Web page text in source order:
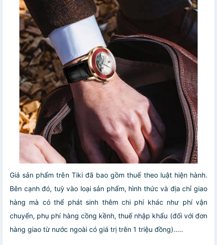
Giá sản phẩm trên Tiki đã bao gồm thuế theo luật hiện hành.
Bên cạnh đó, tuỳ vào loại sản phẩm, hình thức và địa chỉ giao
hàng mà có thể phát sinh thêm chi phí khác như phí vận
chuyển, phụ phí hàng cồng kềnh, thuế nhập khẩu (đối với đơn
hàng giao từ nước ngoài có giá trị trên 1 triệu đồng).....